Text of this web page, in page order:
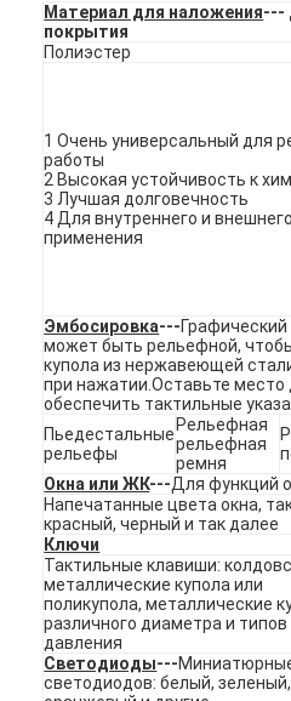
Домой
VR-шоу
О нас
Контроль качества
Свяжитесь с нами
Новости
Запросите цитату
Переключатель
Тактильный
Материал для наложения---
покрытия
Полиэстер
1 Очень универсальный для
работы
2 Высокая устойчивость к
3 Лучшая долговечность
4 Для внутреннего и внешнего
применения
Эмбосировка---
может быть рельефной,
купола из нержавеющей
при нажатии.Оставьте место
обеспечить тактильные
Пьедестальные
рельефы
Рельефная
рельефная
ремня
Окна или ЖК---Для функций
Напечатанные цвета окна,
красный, черный и так далее
Ключи
Тактильные клавиши:
металлические купола или
поликупола, металлические
различного диаметра и типов
давления
Светодиоды---
светодиодов: белый,